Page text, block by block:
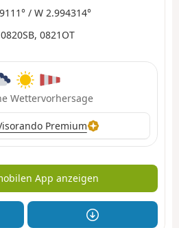
/ W 2.994314°
0821OT
Wettervorhersage
Premium
App anzeigen